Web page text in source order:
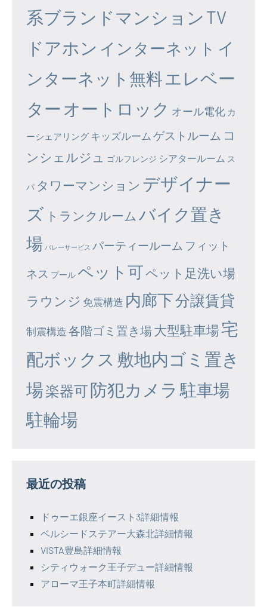
系ブランドマンション TV
ドアホン インターネット イ
ンターネット無料エレベー
ター オートロック オール電化 カ
ーシェアリング キッズルーム ゲストルーム コ
ンシェルジュ
ゴルフレンジ シアタールーム ス
パ タワーマンション デザイナー
ズ トランクルーム バイク置き
場 バレーサービス パーティールーム フィット
ネス プール ペット可ペット足洗い場
ラウンジ 免震構造 内廊下分譲賃貸
制震構造 各階ゴミ置き場大型駐車場宅
配ボックス 敷地内ゴミ置き
場楽器可防犯カメラ 駐車場
駐輪場
最近の投稿
ドゥーエ銀座イースト3詳細情報
ベルシードステアー大森北詳細情報
VISTA豊島詳細情報
シティウォーク王子デュー詳細情報
アローマ王子本町詳細情報